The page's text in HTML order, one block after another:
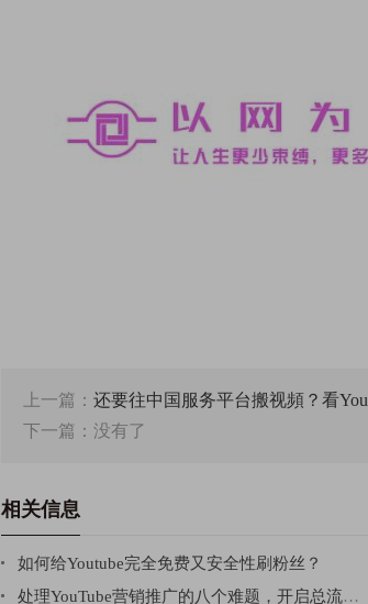
上一篇： 还要往中国服务平台搬视頻？看
下一篇：没有了
相关信息
如何给Youtube完全免费又安全性刷粉丝？
处理YouTube营销推广的八个难题，开启总流量的大门口